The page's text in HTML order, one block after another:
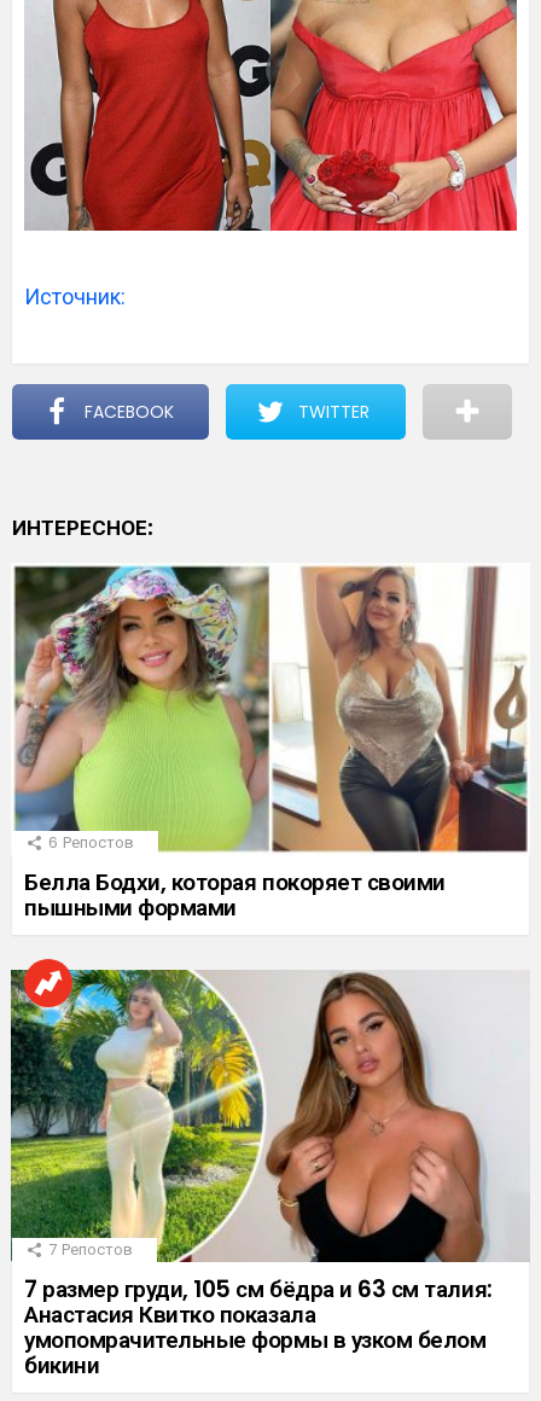
Источник:
FACEBOOK TWITTER
ИНТЕРЕСНОЕ:
6 Репостов
Белла Бодхи, которая покоряет своими
пышными формами
7 Репостов
7 размер груди, 105 см бёдра и 63 см талия:
Анастасия Квитко показала
умопомрачительные формы в узком белом
бикини